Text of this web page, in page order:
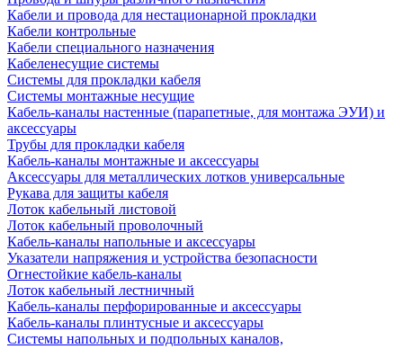
Кабели и провода для нестационарной прокладки
Кабели контрольные
Кабели специального назначения
Кабеленесущие системы
Системы для прокладки кабеля
Системы монтажные несущие
Кабель-каналы настенные (парапетные, для монтажа ЭУИ) и
аксессуары
Трубы для прокладки кабеля
Кабель-каналы монтажные и аксессуары
Аксессуары для металлических лотков универсальные
Рукава для защиты кабеля
Лоток кабельный листовой
Лоток кабельный проволочный
Кабель-каналы напольные и аксессуары
Указатели напряжения и устройства безопасности
Огнестойкие кабель-каналы
Лоток кабельный лестничный
Кабель-каналы перфорированные и аксессуары
Кабель-каналы плинтусные и аксессуары
Системы напольных и подпольных каналов,